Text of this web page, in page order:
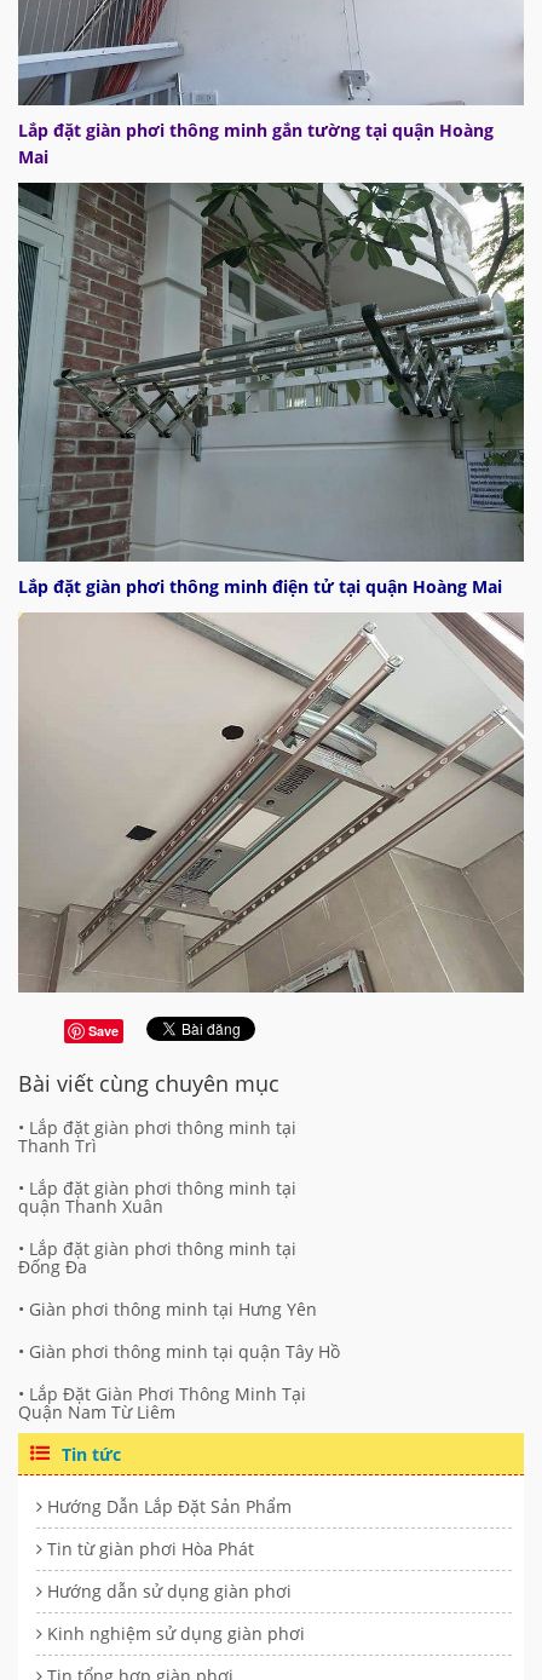
Lắp đặt giàn phơi thông minh gắn tường tại quận Hoàng
Mai
Lắp đặt giàn phơi thông minh điện tử tại quận Hoàng Mai
Save
Bài viết cùng chuyên mục
• Lắp đặt giàn phơi thông minh tại
Thanh Trì
• Lắp đặt giàn phơi thông minh tại
quận Thanh Xuân
• Lắp đặt giàn phơi thông minh tại
Đống Đa
• Giàn phơi thông minh tại Hưng Yên
• Giàn phơi thông minh tại quận Tây Hồ
• Lắp Đặt Giàn Phơi Thông Minh Tại
Quận Nam Từ Liêm
Tin tức
Hướng Dẫn Lắp Đặt Sản Phẩm
Tin từ giàn phơi Hòa Phát
Hướng dẫn sử dụng giàn phơi
Kinh nghiệm sử dụng giàn phơi
Tin tổng hợp giàn phơi